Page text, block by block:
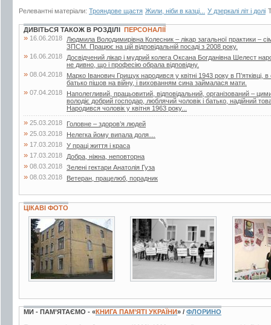
Релевантні матеріали: Трояндове щастя Жили, ніби в казці... У дзеркалі літ і долі
ДИВІТЬСЯ ТАКОЖ В РОЗДІЛІ ПЕРСОНАЛІЇ
» 16.06.2018
Людмила Володимирівна Колесник – лікар загальної практики –
ЗПСМ. Працює на цій відповідальній посаді з 2008 року.
» 16.06.2018
Досвідчений лікар і мудрий колега Оксана Богданівна Шелест
не дивно, що і професію обрала відповідну.
» 08.04.2018
Марко Іванович Грищук народився у квітні 1943 року в П’ятківці,
батько пішов на війну, і вихованням сина займалася мати.
» 07.04.2018
Наполегливий, працьовитий, відповідальний, організований –
володіє добрий господар, люблячий чоловік і батько, надійний
Народився чоловік у квітня 1963 року...
» 25.03.2018 Головне – здоров’я людей
» 25.03.2018 Нелегка йому випала доля…
» 17.03.2018 У праці життя і краса
» 17.03.2018 Добра, ніжна, неповторна
» 08.03.2018 Зелені гектари Анатолія Гуза
» 08.03.2018 Ветеран, працелюб, порадник
ЦІКАВІ ФОТО
4 фото 2 фото 3 фото
МИ - ПАМ’ЯТАЄМО - «КНИГА ПАМ’ЯТІ УКРАЇНИ» / ФЛОРИНО